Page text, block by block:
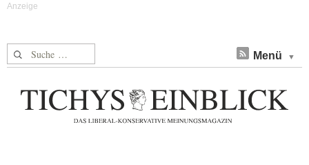
Suche nach: Menü